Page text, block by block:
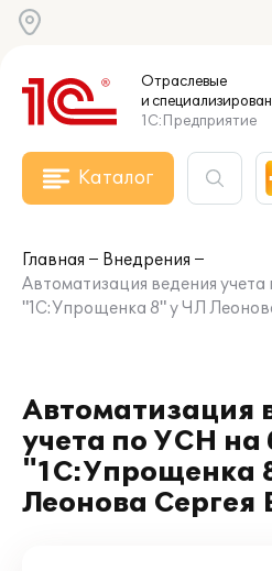
Отраслевые
и
1С:Предприятие
Каталог
Главная
Внедрения
Автоматизация ведения
"1С:Упрощенка 8" у ЧЛ
Автоматизация
учета по УСН на
"1С:Упрощенка
Леонова Сергея